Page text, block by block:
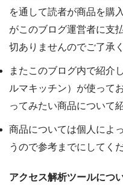
を通して読者が商品を購
がこのブログ運営者に支
切ありませんのでご了承
またこのブログ内で紹介
ルマキッチン）が使って
ってみたい商品について
商品については個人によ
うので参考までにしてく
アクセス解析ツールにつ